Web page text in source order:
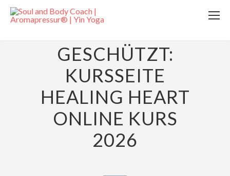
GESCHÜTZT:
KURSSEITE
HEALING HEART
ONLINE KURS
2026